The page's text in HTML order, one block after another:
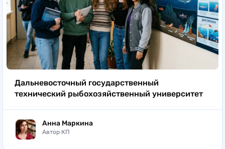
Дальневосточный государственный
технический рыбохозяйственный университет
Анна Маркина
Автор КП